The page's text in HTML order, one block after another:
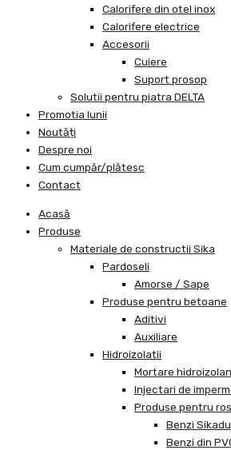
Calorifere din otel inox
Calorifere electrice
Accesorii
Cuiere
Suport prosop
Solutii pentru piatra DELTA
Promotia lunii
Noutăți
Despre noi
Cum cumpăr/plătesc
Contact
Acasă
Produse
Materiale de constructii Sika
Pardoseli
Amorse / Sape
Produse pentru betoane
Aditivi
Auxiliare
Hidroizolatii
Mortare
Injectari de
Produse pentru
Benzi
Benzi din